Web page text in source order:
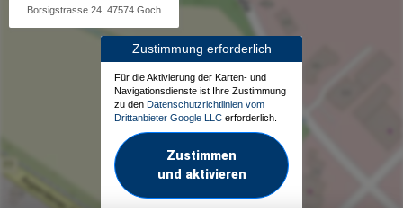
Borsigstrasse 24, 47574 Goch
Zustimmung erforderlich
Für die Aktivierung der Karten- und
Navigationsdienste ist Ihre Zustimmung
zu den Datenschutzrichtlinien vom
Drittanbieter Google LLC erforderlich.
Zustimmen
und aktivieren